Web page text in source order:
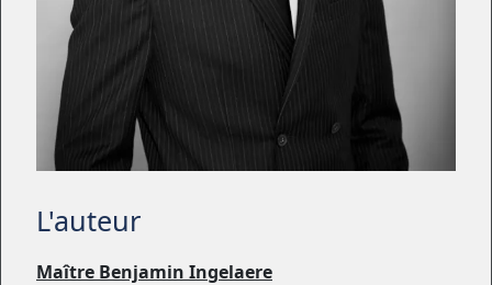
L'auteur
Maître Benjamin Ingelaere